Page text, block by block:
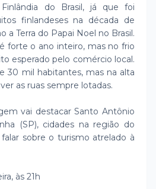
do Brasil, já que foi
finlandeses na década de
a Terra do Papai Noel no Brasil.
forte o ano inteiro, mas no frio
esperado pelo comércio local.
30 mil habitantes, mas na alta
as ruas sempre lotadas.
vai destacar Santo Antônio
(SP), cidades na região do
falar sobre o turismo atrelado à
às 21h